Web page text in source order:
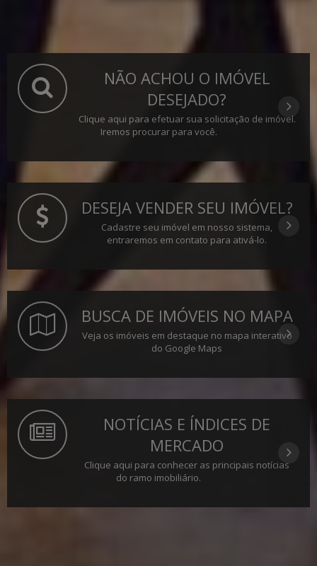
NÃO ACHOU O IMÓVEL
DESEJADO?
Clique aqui para efetuar sua solicitação de imóvel.
Iremos procurar para você.
DESEJA VENDER SEU IMÓVEL?
Cadastre seu imóvel em nosso sistema,
entraremos em contato para ativá-lo.
BUSCA DE IMÓVEIS NO MAPA
Veja os imóveis em destaque no mapa interativo
do Google Maps
NOTÍCIAS E ÍNDICES DE
MERCADO
Clique aqui para conhecer as principais notícias
do ramo imobiliário.